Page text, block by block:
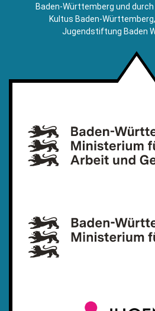
Baden-Württemberg und
Kultus Baden-
Jugendstiftung Baden